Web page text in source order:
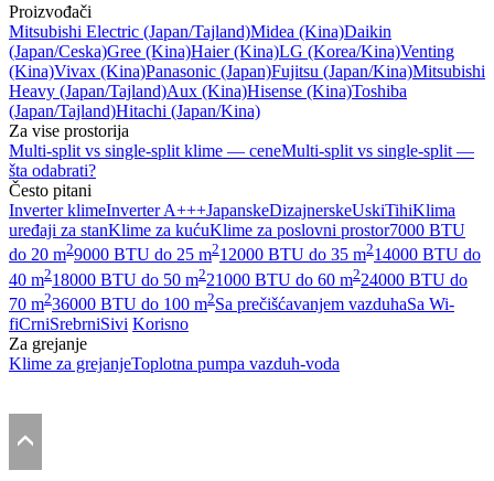
Proizvođači
Mitsubishi Electric (Japan/Tajland)Midea (Kina)Daikin
(Japan/Ceska)Gree (Kina)Haier (Kina)LG (Korea/Kina)Venting
(Kina)Vivax (Kina)Panasonic (Japan)Fujitsu (Japan/Kina)Mitsubishi
Heavy (Japan/Tajland)Aux (Kina)Hisense (Kina)Toshiba
(Japan/Tajland)Hitachi (Japan/Kina)
Za vise prostorija
Multi-split vs single-split klime — ceneMulti-split vs single-split —
šta odabrati?
Često pitani
Inverter klimeInverter A+++JapanskeDizajnerskeUskiTihiKlima
uređaji za stanKlime za kućuKlime za poslovni prostor7000 BTU
do 20 m29000 BTU do 25 m212000 BTU do 35 m214000 BTU do
40 m218000 BTU do 50 m221000 BTU do 60 m224000 BTU do
70 m236000 BTU do 100 m2Sa prečišćavanjem vazduhaSa Wi-
fiCrniSrebrniSivi Korisno
Za grejanje
Klime za grejanjeToplotna pumpa vazduh-voda